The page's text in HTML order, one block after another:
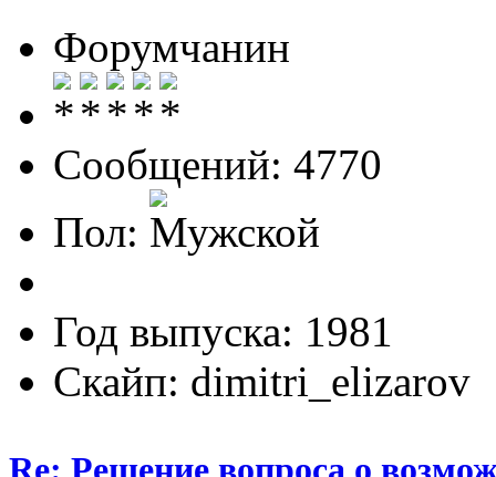
Форумчанин
Сообщений: 4770
Пол:
Год выпуска: 1981
Скайп: dimitri_elizarov
Re: Решение вопроса о